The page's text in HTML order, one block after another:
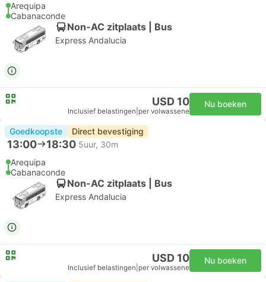
Arequipa
Cabanaconde
Non-AC zitplaats | Bus
Express Andalucia
USD 10
Inclusief belastingen per volwassene
Nu boeken
Goedkoopste Direct bevestiging
13:00 18:30 5uur, 30m
Arequipa
Cabanaconde
Non-AC zitplaats | Bus
Express Andalucia
USD 10
Inclusief belastingen per volwassene
Nu boeken